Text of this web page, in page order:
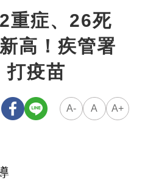
重症、26死
高！疾管署
打疫苗
A- A A+